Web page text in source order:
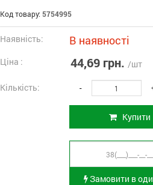
Код товару: 5754995
Наявність: В наявності
Ціна : 44,69 грн. /шт
Кількість: -
Купити
Замовити в